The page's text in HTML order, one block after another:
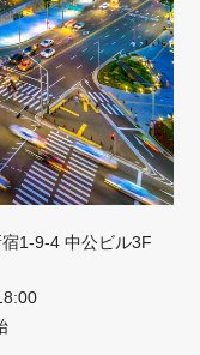
1-9-4 中公ビル3F